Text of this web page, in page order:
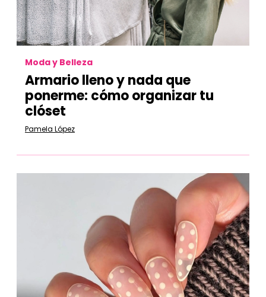
Moda y Belleza
Armario lleno y nada que
ponerme: cómo organizar tu
clóset
Pamela López